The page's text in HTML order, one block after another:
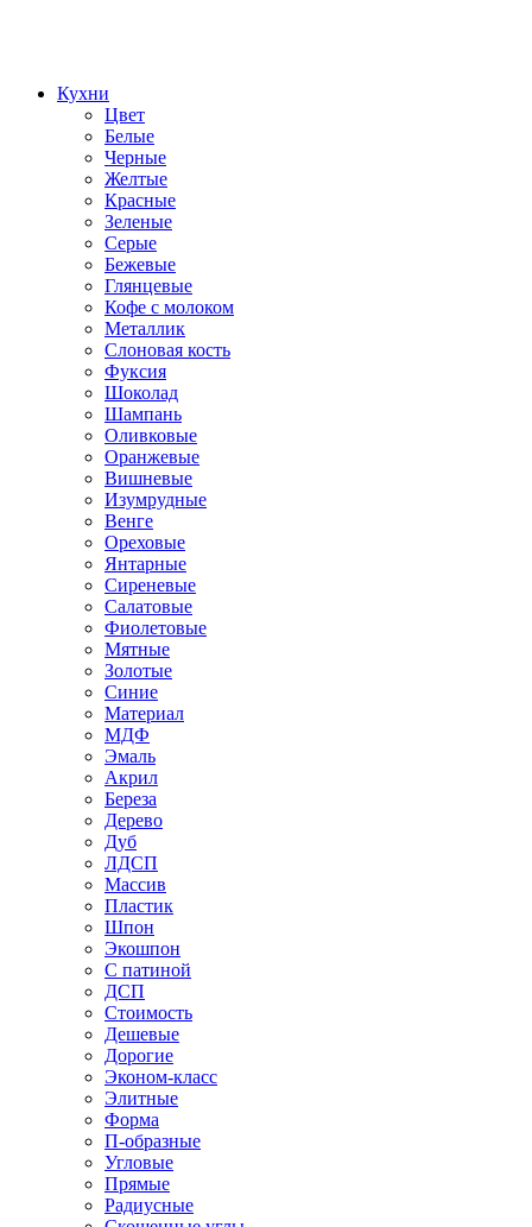
Кухни
Цвет
Белые
Черные
Желтые
Красные
Зеленые
Серые
Бежевые
Глянцевые
Кофе с молоком
Металлик
Слоновая кость
Фуксия
Шоколад
Шампань
Оливковые
Оранжевые
Вишневые
Изумрудные
Венге
Ореховые
Янтарные
Сиреневые
Салатовые
Фиолетовые
Мятные
Золотые
Синие
Материал
МДФ
Эмаль
Акрил
Береза
Дерево
Дуб
ЛДСП
Массив
Пластик
Шпон
Экошпон
С патиной
ДСП
Стоимость
Дешевые
Дорогие
Эконом-класс
Элитные
Форма
П-образные
Угловые
Прямые
Радиусные